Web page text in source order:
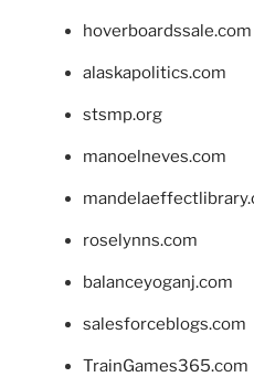
hoverboardssale.com
alaskapolitics.com
stsmp.org
manoelneves.com
roselynns.com
balanceyoganj.com
salesforceblogs.com
TrainGames365.com